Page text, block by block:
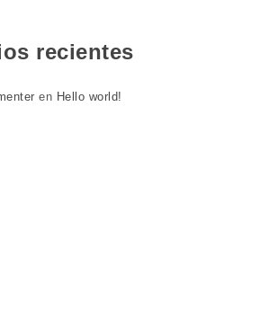
recientes
en Hello world!